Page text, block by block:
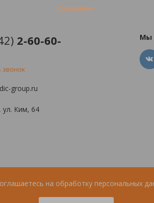
Соглашение
на обработку персональных
2-60-60-
звонок
group.ru
ул. Ким, 64
Мы